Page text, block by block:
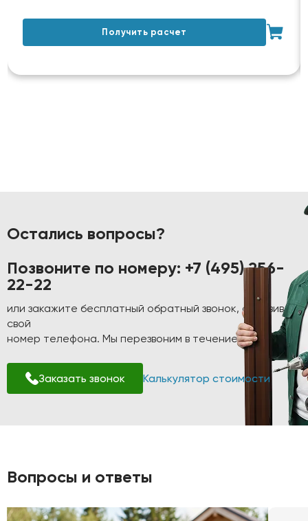
Получить расчет
Остались вопросы?
Позвоните по номеру: +7 (495) 256-
22-22
или закажите бесплатный обратный звонок, оставив
свой
номер телефона. Мы перезвоним в течение 1-2 минут!
Заказать звонок Калькулятор стоимости
Вопросы и ответы